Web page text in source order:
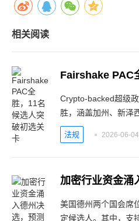
相关阅读
Fairshake PAC
Crypto-backed超级
胜，涵盖加州、新泽
法规 2026-06-
加密行业资金涌
美国德州两个国会席
定候选人。其中，支